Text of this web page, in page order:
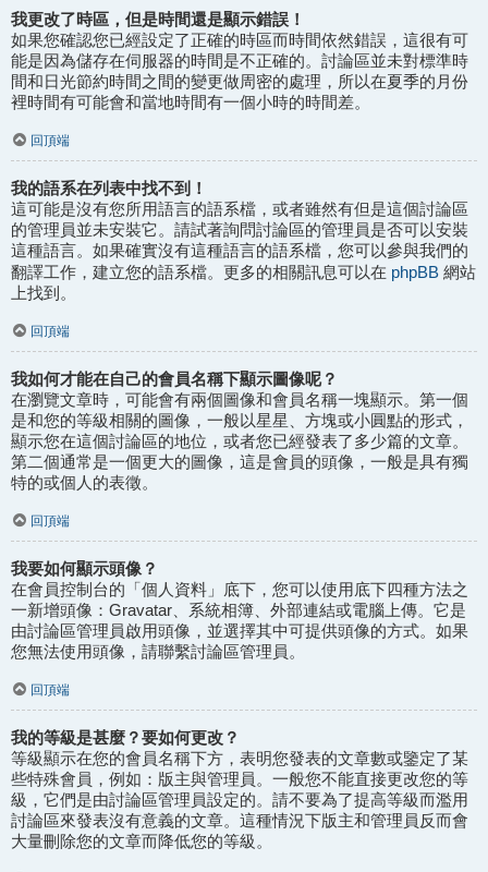
我更改了時區，但是時間還是顯示錯誤！
如果您確認您已經設定了正確的時區而時間依然錯誤，這很有可
能是因為儲存在伺服器的時間是不正確的。討論區並未對標準時
間和日光節約時間之間的變更做周密的處理，所以在夏季的月份
裡時間有可能會和當地時間有一個小時的時間差。
回頂端
我的語系在列表中找不到！
這可能是沒有您所用語言的語系檔，或者雖然有但是這個討論區
的管理員並未安裝它。請試著詢問討論區的管理員是否可以安裝
這種語言。如果確實沒有這種語言的語系檔，您可以參與我們的
翻譯工作，建立您的語系檔。更多的相關訊息可以在 phpBB 網站
上找到。
回頂端
我如何才能在自己的會員名稱下顯示圖像呢？
在瀏覽文章時，可能會有兩個圖像和會員名稱一塊顯示。第一個
是和您的等級相關的圖像，一般以星星、方塊或小圓點的形式，
顯示您在這個討論區的地位，或者您已經發表了多少篇的文章。
第二個通常是一個更大的圖像，這是會員的頭像，一般是具有獨
特的或個人的表徵。
回頂端
我要如何顯示頭像？
在會員控制台的「個人資料」底下，您可以使用底下四種方法之
一新增頭像：Gravatar、系統相簿、外部連結或電腦上傳。它是
由討論區管理員啟用頭像，並選擇其中可提供頭像的方式。如果
您無法使用頭像，請聯繫討論區管理員。
回頂端
我的等級是甚麼？要如何更改？
等級顯示在您的會員名稱下方，表明您發表的文章數或鑒定了某
些特殊會員，例如：版主與管理員。一般您不能直接更改您的等
級，它們是由討論區管理員設定的。請不要為了提高等級而濫用
討論區來發表沒有意義的文章。這種情況下版主和管理員反而會
大量刪除您的文章而降低您的等級。